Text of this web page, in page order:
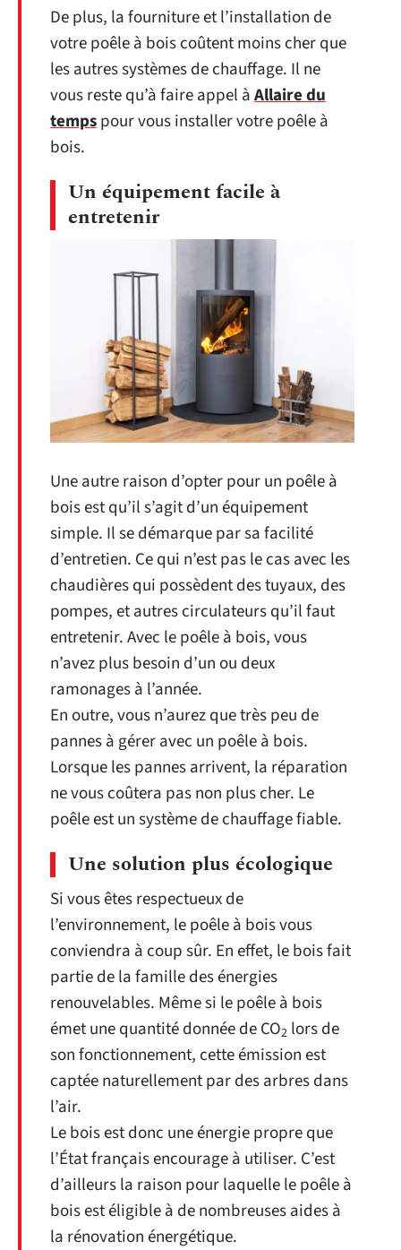
De plus, la fourniture et l’installation de
votre poêle à bois coûtent moins cher que
les autres systèmes de chauffage. Il ne
vous reste qu’à faire appel àAllaire du
tempspour vous installer votre poêle à
bois.
Un équipement facile à
entretenir
Une autre raison d’opter pour un poêle à
bois est qu’il s’agit d’un équipement
simple. Il se démarque par sa facilité
d’entretien. Ce qui n’est pas le cas avec les
chaudières qui possèdent des tuyaux, des
pompes, et autres circulateurs qu’il faut
entretenir. Avec le poêle à bois, vous
n’avez plus besoin d’un ou deux
ramonages à l’année.
En outre, vous n’aurez que très peu de
pannes à gérer avec un poêle à bois.
Lorsque les pannes arrivent, la réparation
ne vous coûtera pas non plus cher. Le
poêle est un système de chauffage fiable.
Une solution plus écologique
Si vous êtes respectueux de
l’environnement, le poêle à bois vous
conviendra à coup sûr. En effet, le bois fait
partie de la famille des énergies
renouvelables. Même si le poêle à bois
émet une quantité donnée de CO2 lors de
son fonctionnement, cette émission est
captée naturellement par des arbres dans
l’air.
Le bois est donc une énergie propre que
l’État français encourage à utiliser. C’est
d’ailleurs la raison pour laquelle le poêle à
bois est éligible à de nombreuses aides à
la rénovation énergétique.